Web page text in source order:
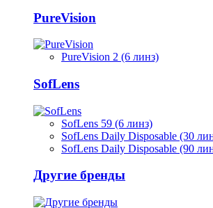
PureVision
PureVision 2 (6 линз)
SofLens
SofLens 59 (6 линз)
SofLens Daily Disposable (30
SofLens Daily Disposable (90
Другие бренды